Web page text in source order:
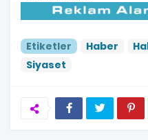
Etiketler Haber
Siyaset